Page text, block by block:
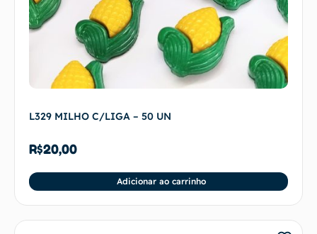
L329 MILHO C/LIGA – 50 UN
R$20,00
Adicionar ao carrinho